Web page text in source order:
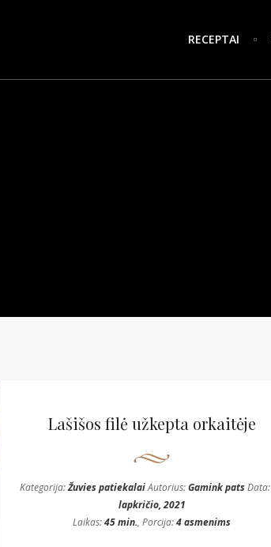
RECEPTAI
Lašišos filė užkepta orkaitėje
Kategorija:Žuvies patiekalaiAutorius:Gamink patsData:
lapkričio, 2021
Laikas:45 min., Porcija:4 asmenims